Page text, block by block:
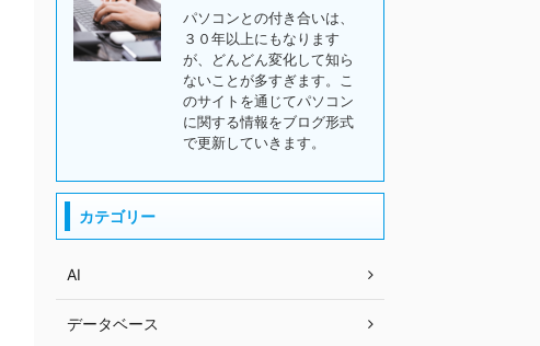
パソコンとの付き合いは、
３０年以上にもなります
が、どんどん変化して知ら
ないことが多すぎます。こ
のサイトを通じてパソコン
に関する情報をブログ形式
で更新していきます。
カテゴリー
AI
データベース